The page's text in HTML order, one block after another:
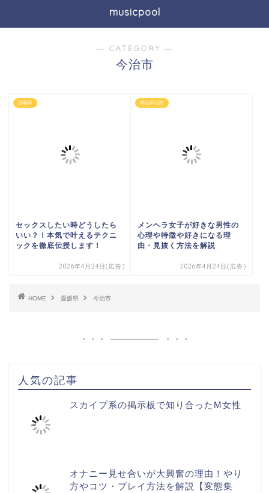
musicpool
― CATEGORY ―
今治市
那覇市
セックスしたい時どうしたら
いい？！本気で叶えるテクニ
ックを徹底伝授します！
2026年4月24日(広告)
岡山市北区
メンヘラ女子が好きな男性の
心理や特徴や好きになる理
由・見抜く方法を解説
2026年4月24日(広告)
HOME 愛媛県 今治市
人気の記事
スカイプ系の掲示板で知り合ったM女性
オナニー見せ合いが大興奮の理由！やり
方やコツ・プレイ方法を解説【変態集